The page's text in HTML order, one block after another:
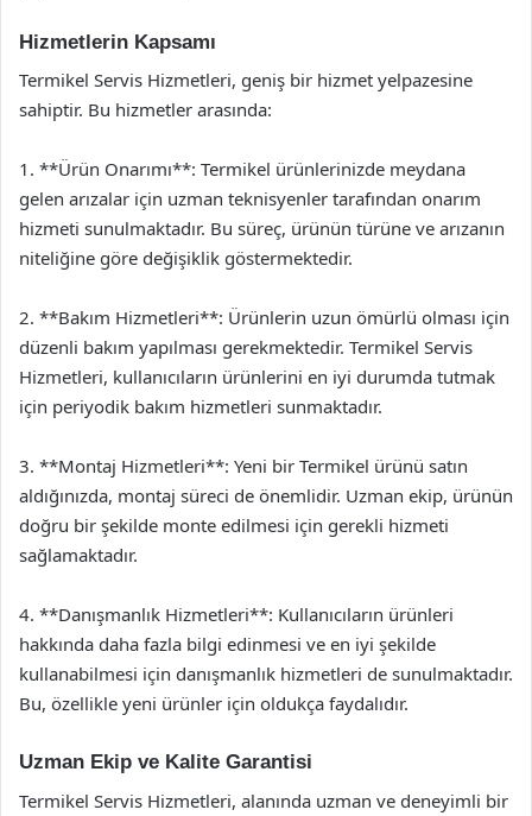
Hizmetlerin Kapsamı
Termikel Servis Hizmetleri, geniş bir hizmet yelpazesine
sahiptir. Bu hizmetler arasında:
1. **Ürün Onarımı**: Termikel ürünlerinizde meydana
gelen arızalar için uzman teknisyenler tarafından onarım
hizmeti sunulmaktadır. Bu süreç, ürünün türüne ve arızanın
niteliğine göre değişiklik göstermektedir.
2. **Bakım Hizmetleri**: Ürünlerin uzun ömürlü olması için
düzenli bakım yapılması gerekmektedir. Termikel Servis
Hizmetleri, kullanıcıların ürünlerini en iyi durumda tutmak
için periyodik bakım hizmetleri sunmaktadır.
3. **Montaj Hizmetleri**: Yeni bir Termikel ürünü satın
aldığınızda, montaj süreci de önemlidir. Uzman ekip, ürünün
doğru bir şekilde monte edilmesi için gerekli hizmeti
sağlamaktadır.
4. **Danışmanlık Hizmetleri**: Kullanıcıların ürünleri
hakkında daha fazla bilgi edinmesi ve en iyi şekilde
kullanabilmesi için danışmanlık hizmetleri de sunulmaktadır.
Bu, özellikle yeni ürünler için oldukça faydalıdır.
Uzman Ekip ve Kalite Garantisi
Termikel Servis Hizmetleri, alanında uzman ve deneyimli bir